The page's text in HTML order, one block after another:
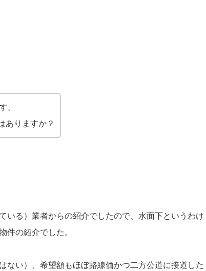
。
ありますか？
いる）業者からの紹介でしたので、水面下というわけ
件の紹介でした。
ない）、希望額もほぼ路線価かつ二方公道に接道した